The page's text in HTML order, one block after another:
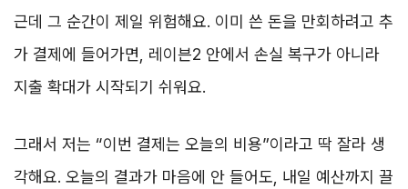
근데 그 순간이 제일 위험해요. 이미 쓴 돈을 만회하려고 추
가 결제에 들어가면, 레이븐2 안에서 손실 복구가 아니라
지출 확대가 시작되기 쉬워요.
그래서 저는 “이번 결제는 오늘의 비용”이라고 딱 잘라 생
각해요. 오늘의 결과가 마음에 안 들어도, 내일 예산까지 끌